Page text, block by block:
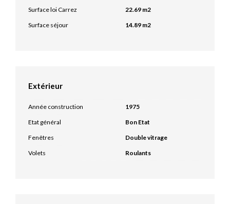
Surface loi Carrez
22.69 m2
Surface séjour
14.89 m2
Extérieur
Année construction
1975
Etat général
Bon Etat
Fenêtres
Double vitrage
Volets
Roulants